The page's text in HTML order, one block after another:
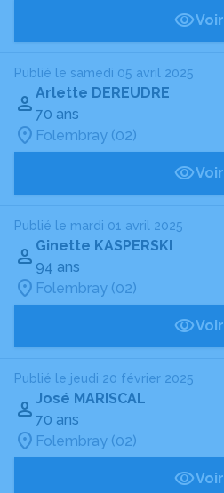
Voir
Publié le samedi 05 avril 2025
Arlette DEREUDRE
70 ans
Folembray (02)
Voir
Publié le mardi 01 avril 2025
Ginette KASPERSKI
94 ans
Folembray (02)
Voir
Publié le jeudi 20 février 2025
José MARISCAL
70 ans
Folembray (02)
Voir